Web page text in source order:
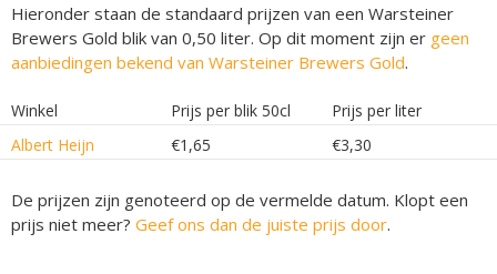
Hieronder staan de standaard prijzen van een Warsteiner
Brewers Gold blik van 0,50 liter. Op dit moment zijn er geen
aanbiedingen bekend van Warsteiner Brewers Gold.
Winkel Prijs per blik 50cl
Prijs per liter
Albert Heijn
€1,65 €3,30
De prijzen zijn genoteerd op de vermelde datum. Klopt een
prijs niet meer? Geef ons dan de juiste prijs door.